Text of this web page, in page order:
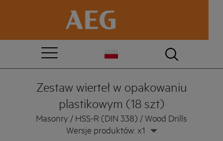
Zestaw wierteł w opakowaniu
plastikowym (18 szt)
Masonry / HSS-R (DIN 338) / Wood Drills
Wersje produktów: x1